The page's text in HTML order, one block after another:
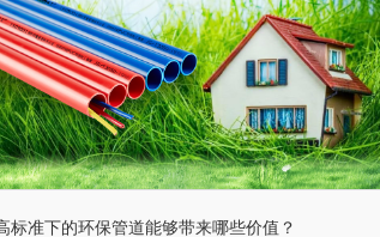
标准下的环保管道能够带来哪些价值？